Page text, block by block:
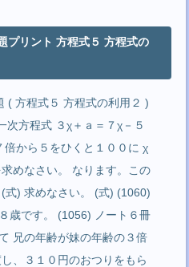
プリント 方程式５ 方程式の
( 方程式５ 方程式の利用２ )
方程式 ３χ＋ａ＝７χ－５
倍から５をひくと１００に χ
めなさい。 なります。この
式) 求めなさい。 (式) (1060)
歳です。 (1056) ノート６冊
兄の年齢が妹の年齢の３倍
、３１０円のおつりをもら